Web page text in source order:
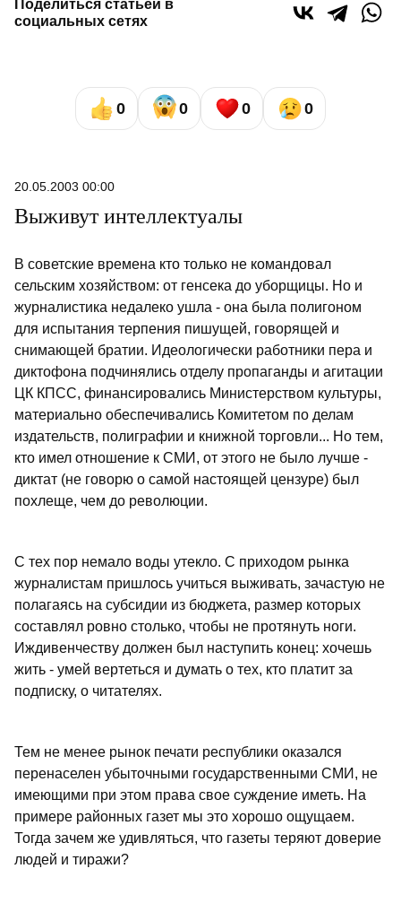
Поделиться статьей в
социальных сетях
0 0 0 0
20.05.2003 00:00
Выживут интеллектуалы
В советские времена кто только не командовал
сельским хозяйством: от генсека до уборщицы. Но и
журналистика недалеко ушла - она была полигоном
для испытания терпения пишущей, говорящей и
снимающей братии. Идеологически работники пера и
диктофона подчинялись отделу пропаганды и агитации
ЦК КПСС, финансировались Министерством культуры,
материально обеспечивались Комитетом по делам
издательств, полиграфии и книжной торговли... Но тем,
кто имел отношение к СМИ, от этого не было лучше -
диктат (не говорю о самой настоящей цензуре) был
похлеще, чем до революции.
С тех пор немало воды утекло. С приходом рынка
журналистам пришлось учиться выживать, зачастую не
полагаясь на субсидии из бюджета, размер которых
составлял ровно столько, чтобы не протянуть ноги.
Иждивенчеству должен был наступить конец: хочешь
жить - умей вертеться и думать о тех, кто платит за
подписку, о читателях.
Тем не менее рынок печати республики оказался
перенаселен убыточными государственными СМИ, не
имеющими при этом права свое суждение иметь. На
примере районных газет мы это хорошо ощущаем.
Тогда зачем же удивляться, что газеты теряют доверие
людей и тиражи?